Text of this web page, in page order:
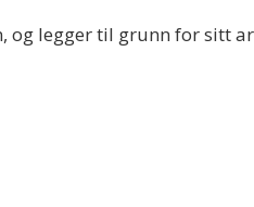
legger til grunn for sitt